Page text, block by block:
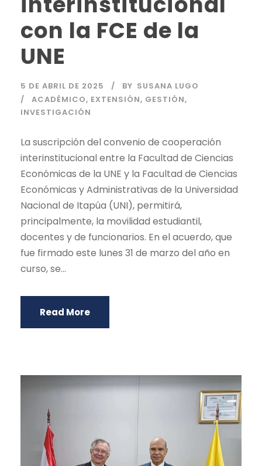
con la FCE de la
UNE
5 DE ABRIL DE 2025 BY SUSANA LUGO
ACADÉMICO, EXTENSIÓN, GESTIÓN,
INVESTIGACIÓN
La suscripción del convenio de cooperación
interinstitucional entre la Facultad de Ciencias
Económicas de la UNE y la Facultad de Ciencias
Económicas y Administrativas de la Universidad
Nacional de Itapúa (UNI), permitirá,
principalmente, la movilidad estudiantil,
docentes y de funcionarios. En el acuerdo, que
fue firmado este lunes 31 de marzo del año en
curso, se...
Read More